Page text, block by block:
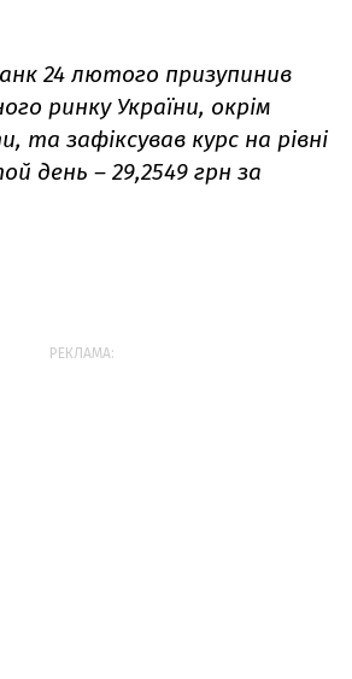
24 лютого призупинив
ринку України, окрім
та зафіксував курс на рівні
день – 29,2549 грн за
РЕКЛАМА: